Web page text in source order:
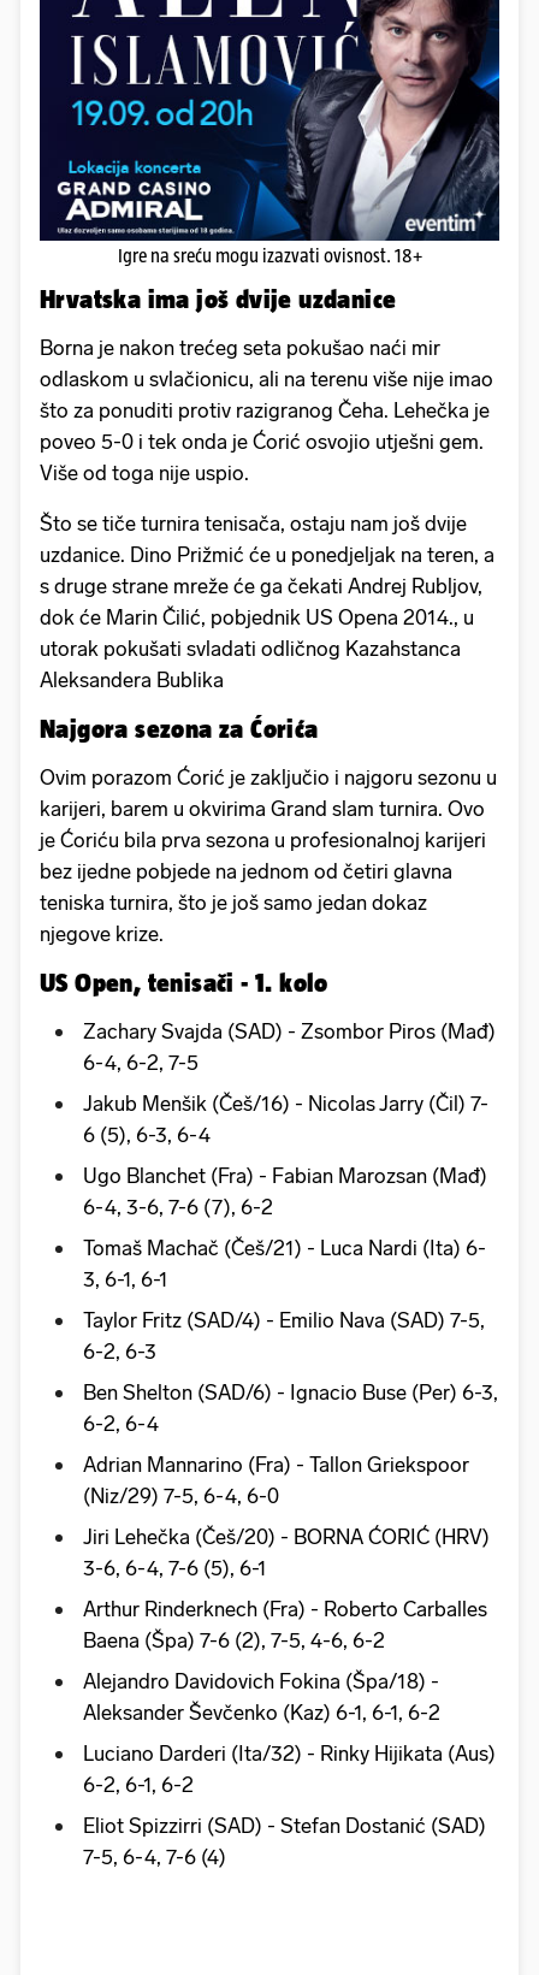
Igre na sreću mogu izazvati ovisnost. 18+
Hrvatska ima još dvije uzdanice
Borna je nakon trećeg seta pokušao naći mir
odlaskom u svlačionicu, ali na terenu više nije imao
što za ponuditi protiv razigranog Čeha. Lehečka je
poveo 5-0 i tek onda je Ćorić osvojio utješni gem.
Više od toga nije uspio.
Što se tiče turnira tenisača, ostaju nam još dvije
uzdanice. Dino Prižmić će u ponedjeljak na teren, a
s druge strane mreže će ga čekati Andrej Rubljov,
dok će Marin Čilić, pobjednik US Opena 2014., u
utorak pokušati svladati odličnog Kazahstanca
Aleksandera Bublika
Najgora sezona za Ćorića
Ovim porazom Ćorić je zaključio i najgoru sezonu u
karijeri, barem u okvirima Grand slam turnira. Ovo
je Ćoriću bila prva sezona u profesionalnoj karijeri
bez ijedne pobjede na jednom od četiri glavna
teniska turnira, što je još samo jedan dokaz
njegove krize.
US Open, tenisači - 1. kolo
Zachary Svajda (SAD) - Zsombor Piros (Mađ)
6-4, 6-2, 7-5
Jakub Menšik (Češ/16) - Nicolas Jarry (Čil) 7-
6 (5), 6-3, 6-4
Ugo Blanchet (Fra) - Fabian Marozsan (Mađ)
6-4, 3-6, 7-6 (7), 6-2
Tomaš Machač (Češ/21) - Luca Nardi (Ita) 6-
3, 6-1, 6-1
Taylor Fritz (SAD/4) - Emilio Nava (SAD) 7-5,
6-2, 6-3
Ben Shelton (SAD/6) - Ignacio Buse (Per) 6-3,
6-2, 6-4
Adrian Mannarino (Fra) - Tallon Griekspoor
(Niz/29) 7-5, 6-4, 6-0
Jiri Lehečka (Češ/20) - BORNA ĆORIĆ (HRV)
3-6, 6-4, 7-6 (5), 6-1
Arthur Rinderknech (Fra) - Roberto Carballes
Baena (Špa) 7-6 (2), 7-5, 4-6, 6-2
Alejandro Davidovich Fokina (Špa/18) -
Aleksander Ševčenko (Kaz) 6-1, 6-1, 6-2
Luciano Darderi (Ita/32) - Rinky Hijikata (Aus)
6-2, 6-1, 6-2
Eliot Spizzirri (SAD) - Stefan Dostanić (SAD)
7-5, 6-4, 7-6 (4)